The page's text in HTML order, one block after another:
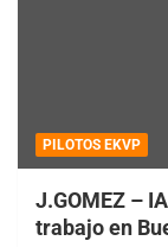
PILOTOS EKVP
J.GOMEZ –
trabajo en